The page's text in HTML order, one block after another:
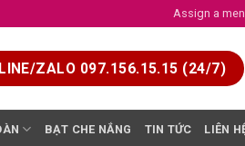
Assign a
ZALO 097.156.15.15 (24/7)
BẠT CHE NẮNG TIN TỨC LIÊN